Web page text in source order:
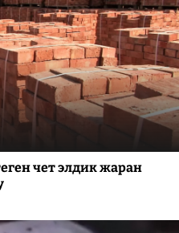
чет элдик жаран